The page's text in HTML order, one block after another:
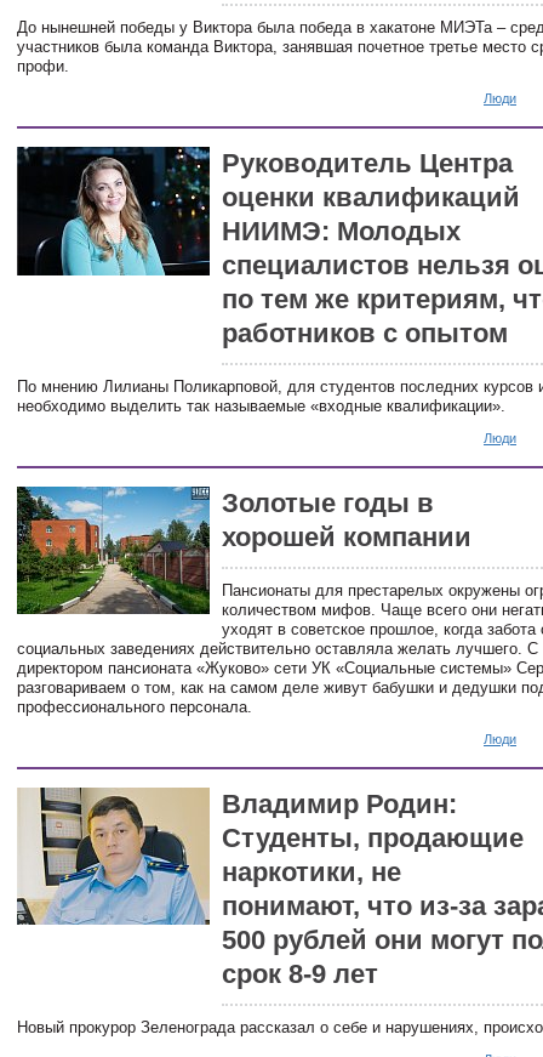
До нынешней победы у Виктора была победа в хакатоне МИЭТа –
участников была команда Виктора, занявшая почетное третье место
профи.
Люди
Руководитель Центра
оценки квалификаций
НИИМЭ: Молодых
специалистов нельзя
по тем же критериям,
работников с опытом
По мнению Лилианы Поликарповой, для студентов последних курсов
необходимо выделить так называемые «входные квалификации».
Люди
Золотые годы в
хорошей компании
Пансионаты для престарелых окружены
количеством мифов. Чаще всего они
уходят в советское прошлое, когда
социальных заведениях действительно оставляла желать лучшего.
директором пансионата «Жуково» сети УК «Социальные системы»
разговариваем о том, как на самом деле живут бабушки и дедушки
профессионального персонала.
Люди
Владимир Родин:
Студенты, продающие
наркотики, не
понимают, что из-за
500 рублей они могут
срок 8-9 лет
Новый прокурор Зеленограда рассказал о себе и нарушениях,